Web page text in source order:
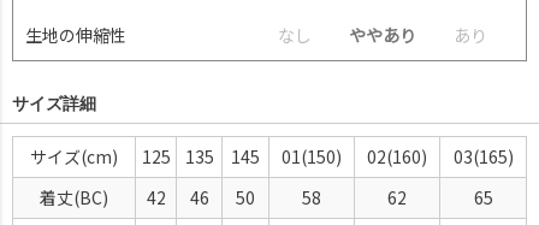
生地の伸縮性 な し ややあり あ り
サイズ詳細
サイズ(cm) 125 135 145 01(150) 02(160)
03(165)
着丈(BC)
42 46 50 58 62
65